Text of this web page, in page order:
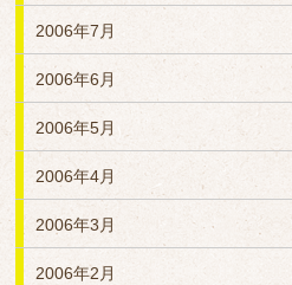
2006年7月
2006年6月
2006年5月
2006年4月
2006年3月
2006年2月